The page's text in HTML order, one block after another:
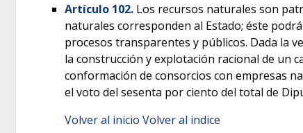
Artículo 102. Los recursos naturales son
naturales corresponden al Estado; éste
procesos transparentes y públicos. Dada la
la construcción y explotación racional de un
conformación de consorcios con empresas
el voto del sesenta por ciento del total de
Volver al inicio Volver al indice